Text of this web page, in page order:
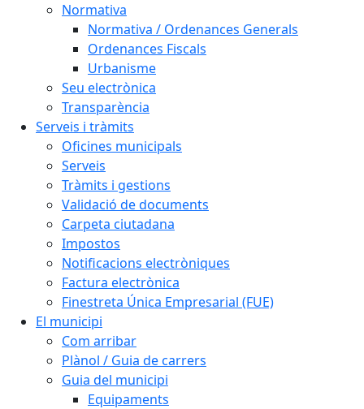
Normativa
Normativa / Ordenances Generals
Ordenances Fiscals
Urbanisme
Seu electrònica
Transparència
Serveis i tràmits
Oficines municipals
Serveis
Tràmits i gestions
Validació de documents
Carpeta ciutadana
Impostos
Notificacions electròniques
Factura electrònica
Finestreta Única Empresarial (FUE)
El municipi
Com arribar
Plànol / Guia de carrers
Guia del municipi
Equipaments